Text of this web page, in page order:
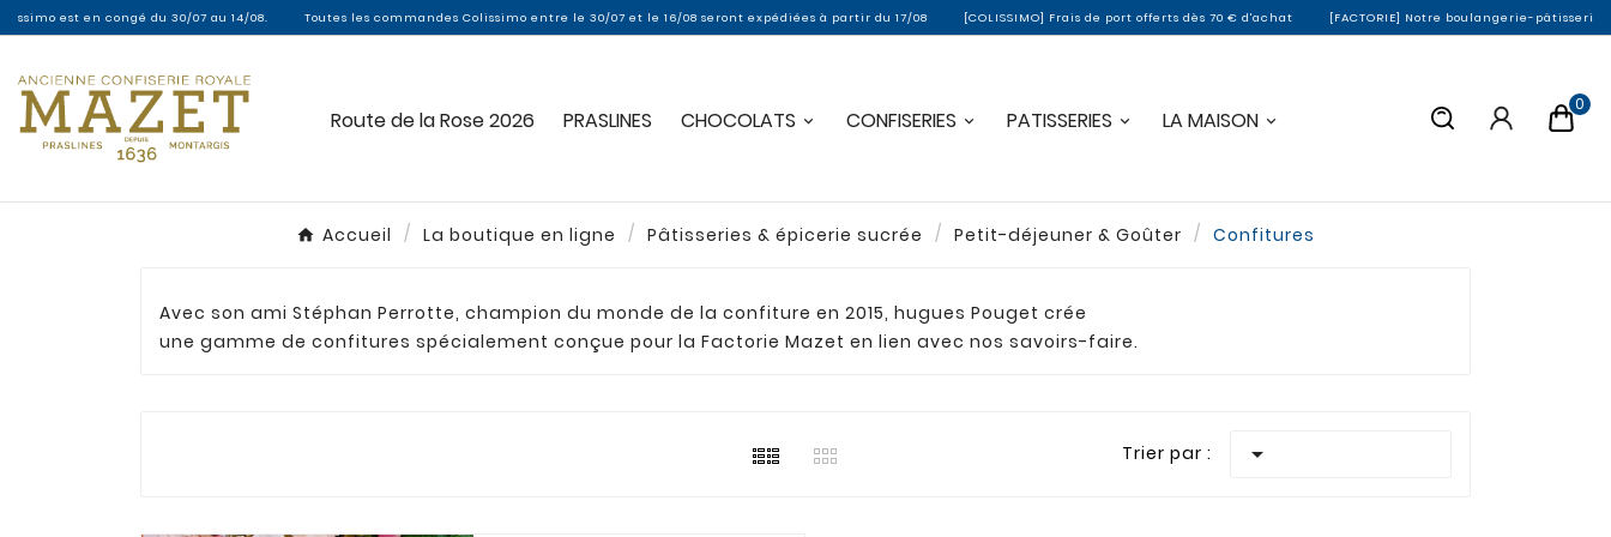
est en congé du 30/07 au 14/08. Toutes les commandes Colissimo entre le 30/07 et le 16/08 seront expédiées à partir du 17/08 [COLISSIMO] Frais de port offerts dès 70 € d'achat [FACTORIE] Notre boulangerie-pâtisserie de
Route de la Rose 2026 PRASLINES CHOCOLATS CONFISERIES PATISSERIES LA MAISON
0
Accueil La boutique en ligne Pâtisseries & épicerie sucrée Petit-déjeuner & Goûter Confitures
Avec son ami Stéphan Perrotte, champion du monde de la confiture en 2015, hugues Pouget crée
une gamme de confitures spécialement conçue pour la Factorie Mazet en lien avec nos savoirs-faire.
Trier par : 